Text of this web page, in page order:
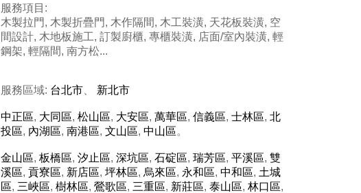
服務項目:
木製拉門, 木製折疊門, 木作隔間, 木工裝潢, 天花板裝潢, 空
間設計, 木地板施工, 訂製廚櫃, 專櫃裝潢, 店面/室內裝潢, 輕
鋼架, 輕隔間, 南方松...
服務區域: 台北市 新北市
中正區, 大同區, 松山區, 大安區, 萬華區, 信義區, 士林區, 北
投區, 內湖區, 南港區, 文山區, 中山區。
金山區, 板橋區, 汐止區, 深坑區, 石碇區, 瑞芳區, 平溪區, 雙
溪區, 貢寮區, 新店區, 坪林區, 烏來區, 永和區, 中和區, 土城
區, 三峽區, 樹林區, 鶯歌區, 三重區, 新莊區, 泰山區, 林口區,